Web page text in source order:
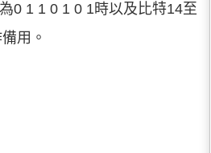
0 1 1 0 1 0 1時以及比特14至
用。